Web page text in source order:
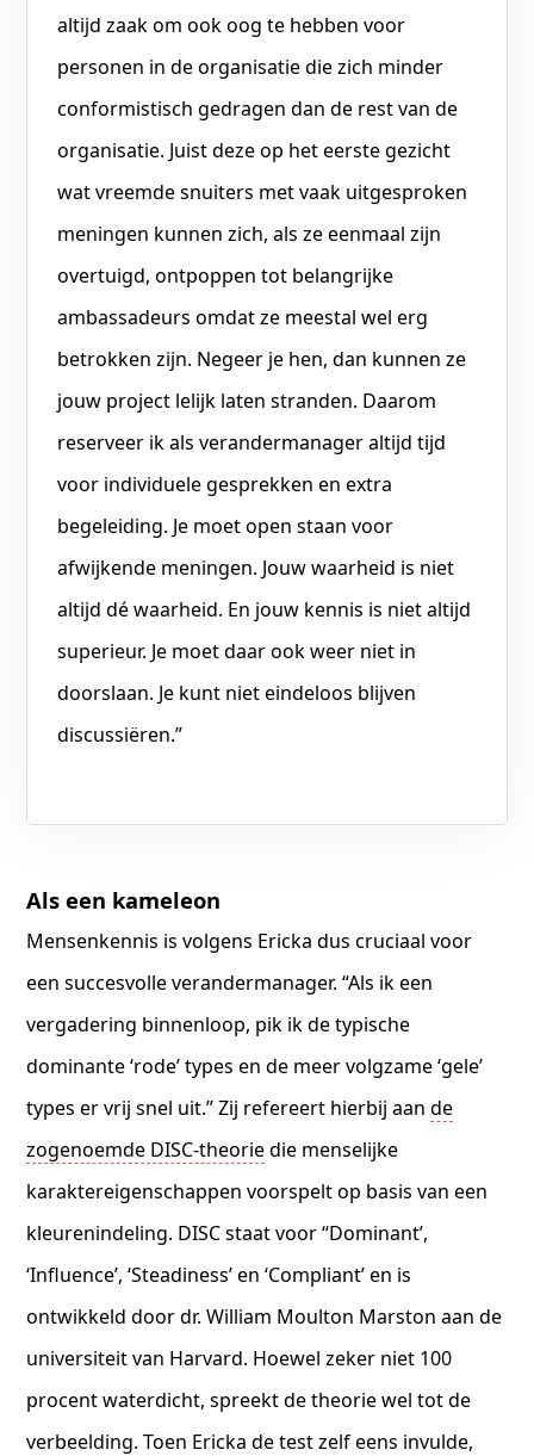
altijd zaak om ook oog te hebben voor
personen in de organisatie die zich minder
conformistisch gedragen dan de rest van de
organisatie. Juist deze op het eerste gezicht
wat vreemde snuiters met vaak uitgesproken
meningen kunnen zich, als ze eenmaal zijn
overtuigd, ontpoppen tot belangrijke
ambassadeurs omdat ze meestal wel erg
betrokken zijn. Negeer je hen, dan kunnen ze
jouw project lelijk laten stranden. Daarom
reserveer ik als verandermanager altijd tijd
voor individuele gesprekken en extra
begeleiding. Je moet open staan voor
afwijkende meningen. Jouw waarheid is niet
altijd dé waarheid. En jouw kennis is niet altijd
superieur. Je moet daar ook weer niet in
doorslaan. Je kunt niet eindeloos blijven
discussiëren.”
Als een kameleon
Mensenkennis is volgens Ericka dus cruciaal voor
een succesvolle verandermanager. “Als ik een
vergadering binnenloop, pik ik de typische
dominante ‘rode’ types en de meer volgzame ‘gele’
types er vrij snel uit.” Zij refereert hierbij aande
zogenoemde DISC-theoriedie menselijke
karaktereigenschappen voorspelt op basis van een
kleurenindeling. DISC staat voor “Dominant’,
‘Influence’, ‘Steadiness’ en ‘Compliant’ en is
ontwikkeld door dr. William Moulton Marston aan de
universiteit van Harvard. Hoewel zeker niet 100
procent waterdicht, spreekt de theorie wel tot de
verbeelding. Toen Ericka de test zelf eens invulde,